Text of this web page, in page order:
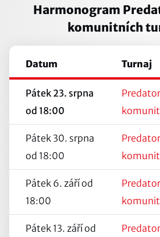
Harmonogram
komunitních
Datum Turnaj
Pátek 23. srpna
od 18:00
Pátek 30. srpna
od 18:00
Pátek 6. září od
18:00
Pátek 13. září od